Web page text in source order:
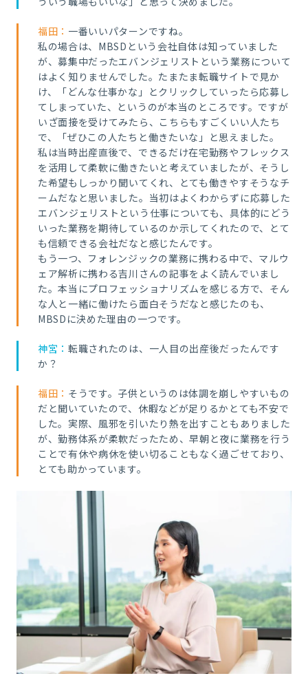
福田： 一番いいパターンですね。
私の場合は、MBSDという会社自体は知っていました
が、募集中だったエバンジェリストという業務について
はよく知りませんでした。たまたま転職サイトで見か
け、「どんな仕事かな」とクリックしていったら応募し
てしまっていた、というのが本当のところです。ですが
いざ面接を受けてみたら、こちらもすごくいい人たち
で、「ぜひこの人たちと働きたいな」と思えました。
私は当時出産直後で、できるだけ在宅勤務やフレックス
を活用して柔軟に働きたいと考えていましたが、そうし
た希望もしっかり聞いてくれ、とても働きやすそうなチ
ームだなと思いました。当初はよくわからずに応募した
エバンジェリストという仕事についても、具体的にどう
いった業務を期待しているのか示してくれたので、とて
も信頼できる会社だなと感じたんです。
もう一つ、フォレンジックの業務に携わる中で、マルウ
ェア解析に携わる吉川さんの記事をよく読んでいまし
た。本当にプロフェッショナリズムを感じる方で、そん
な人と一緒に働けたら面白そうだなと感じたのも、
MBSDに決めた理由の一つです。
神宮： 転職されたのは、一人目の出産後だったんです
か？
福田： そうです。子供というのは体調を崩しやすいもの
だと聞いていたので、休暇などが足りるかとても不安で
した。実際、風邪を引いたり熱を出すこともありました
が、勤務体系が柔軟だったため、早朝と夜に業務を行う
ことで有休や病休を使い切ることもなく過ごせており、
とても助かっています。